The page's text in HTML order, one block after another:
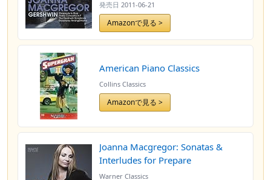
発売日 2011-06-21
Amazonで見る >
American Piano Classics
Collins Classics
Amazonで見る >
Joanna Macgregor: Sonatas &
Interludes for Prepare
Warner Classics